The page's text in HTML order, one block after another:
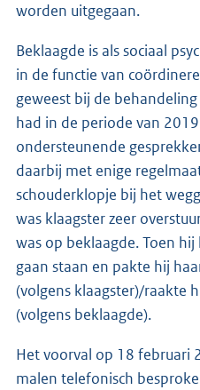
worden uitgegaan.
Beklaagde is als sociaal
in de functie van
geweest bij de
had in de periode van
ondersteunende
daarbij met enige
schouderklopje bij het
was klaagster zeer
was op beklaagde. Toen
gaan staan en pakte hij
(volgens klaagster)/raakte
(volgens beklaagde).
Het voorval op 18 februari
malen telefonisch